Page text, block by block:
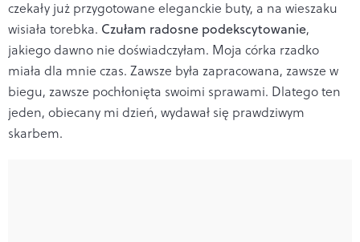
czekały już przygotowane eleganckie buty, a na wieszaku
wisiała torebka. Czułam radosne podekscytowanie,
jakiego dawno nie doświadczyłam. Moja córka rzadko
miała dla mnie czas. Zawsze była zapracowana, zawsze w
biegu, zawsze pochłonięta swoimi sprawami. Dlatego ten
jeden, obiecany mi dzień, wydawał się prawdziwym
skarbem.